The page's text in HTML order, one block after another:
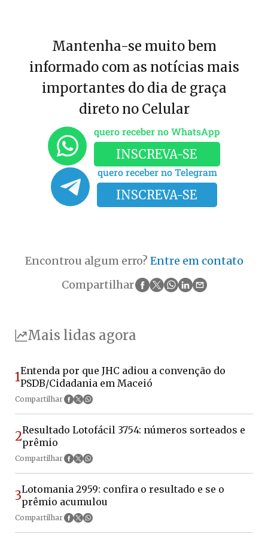
Mantenha-se muito bem
informado com as notícias mais
importantes do dia de graça
direto no Celular
quero receber no WhatsApp
INSCREVA-SE
quero receber no Telegram
INSCREVA-SE
Encontrou algum erro? Entre em contato
Compartilhar
Mais lidas agora
1Entenda por que JHC adiou a convenção do
PSDB/Cidadania em Maceió
Compartilhar
2Resultado Lotofácil 3754: números sorteados e
prêmio
Compartilhar
3Lotomania 2959: confira o resultado e se o
prêmio acumulou
Compartilhar